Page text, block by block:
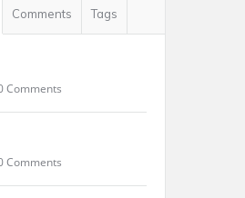
Comments Tags
Comments
Comments